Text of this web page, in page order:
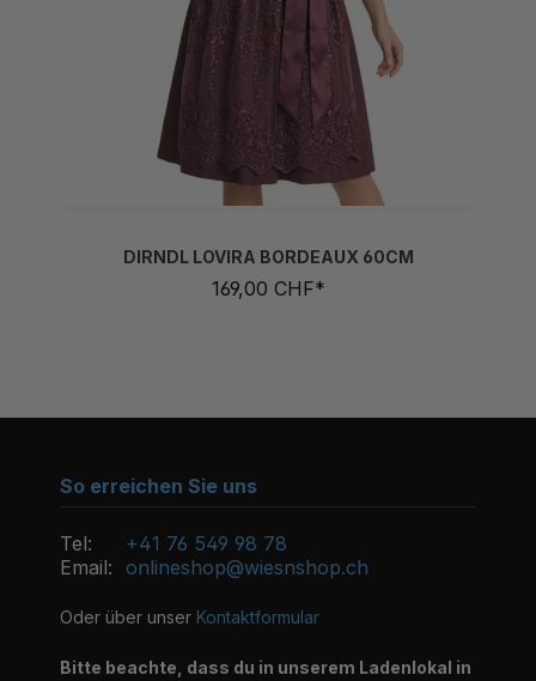
169,00 CHF*
So erreichen Sie uns
Tel:
+41 76 549 98 78
Email: onlineshop@wiesnshop.ch
Oder über unser Kontaktformular
Bitte beachte, dass du in unserem Ladenlokal in